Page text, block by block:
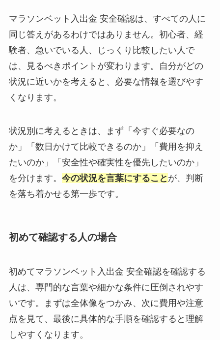
マラソンベット入出金 安全確認は、すべての人に
同じ答えがあるわけではありません。初心者、経
験者、急いでいる人、じっくり比較したい人で
は、見るべきポイントが変わります。自分がどの
状況に近いかを考えると、必要な情報を選びやす
くなります。
状況別に考えるときは、まず「今すぐ必要なの
か」「数日かけて比較できるのか」「費用を抑え
たいのか」「安全性や確実性を優先したいのか」
を分けます。 今の状況を言葉にすること が、判断
を落ち着かせる第一歩です。
初めて確認する人の場合
初めてマラソンベット入出金 安全確認を確認する
人は、専門的な言葉や細かな条件に圧倒されやす
いです。まずは全体像をつかみ、次に費用や注意
点を見て、最後に具体的な手順を確認すると理解
しやすくなります。